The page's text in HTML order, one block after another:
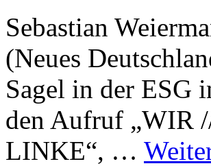
Sebastian
(Neues
Sagel in der ESG
den Aufruf „WIR
LINKE“, …